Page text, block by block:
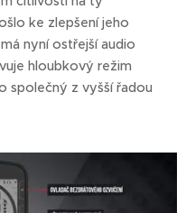
ke zlepšení jeho
nyní ostřejší audio
hloubkový režim
společný z vyšší řadou